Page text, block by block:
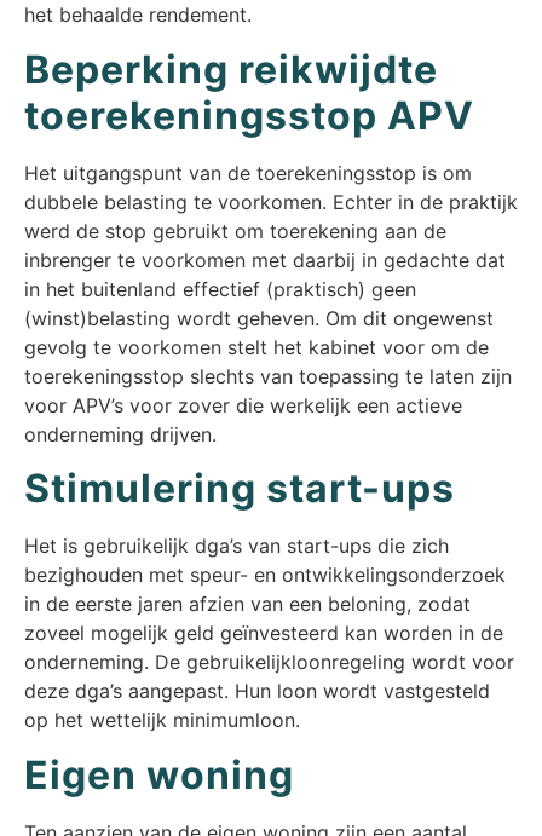
het behaalde rendement.
Beperking reikwijdte
toerekeningsstop APV
Het uitgangspunt van de toerekeningsstop is om
dubbele belasting te voorkomen. Echter in de praktijk
werd de stop gebruikt om toerekening aan de
inbrenger te voorkomen met daarbij in gedachte dat
in het buitenland effectief (praktisch) geen
(winst)belasting wordt geheven. Om dit ongewenst
gevolg te voorkomen stelt het kabinet voor om de
toerekeningsstop slechts van toepassing te laten zijn
voor APV’s voor zover die werkelijk een actieve
onderneming drijven.
Stimulering start-ups
Het is gebruikelijk dga’s van start-ups die zich
bezighouden met speur- en ontwikkelingsonderzoek
in de eerste jaren afzien van een beloning, zodat
zoveel mogelijk geld geïnvesteerd kan worden in de
onderneming. De gebruikelijkloonregeling wordt voor
deze dga’s aangepast. Hun loon wordt vastgesteld
op het wettelijk minimumloon.
Eigen woning